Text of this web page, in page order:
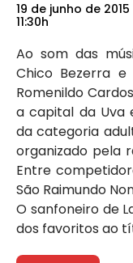
19 de junho de 2015
11:30h
Ao som das
Chico Bezerra e
Romenildo
a capital da Uva
da categoria
organizado pela
Entre
São Raimundo
O sanfoneiro de
dos favoritos ao